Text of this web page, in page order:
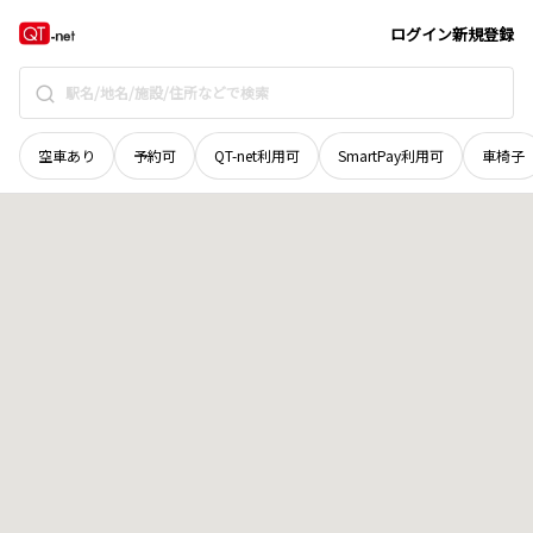
ログイン新規登録
空車あり 予約可 QT-net利用可 SmartPay利用可 車椅子
愛媛県